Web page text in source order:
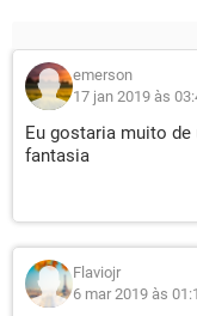
emerson
17 jan 2019 às
Eu gostaria muito de
fantasia
Flaviojr
6 mar 2019 às